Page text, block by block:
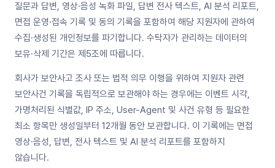
질문과 답변, 영상·음성 녹화 파일, 답변 전사 텍스트, AI 분석 리포트,
면접 운영·접속 기록 및 동의 기록을 포함하여 해당 지원자에 관하여
수집·생성된 개인정보를 파기합니다. 수탁자가 관리하는 데이터의
보유·삭제 기간은 제5조에 따릅니다.
회사가 보안사고 조사 또는 법적 의무 이행을 위하여 지원자 관련
보안사건 기록을 독립적으로 보관해야 하는 경우에는 이벤트 시각,
가명처리된 식별값, IP 주소, User-Agent 및 사건 유형 등 필요한
최소 항목만 생성일부터 12개월 동안 보관합니다. 이 기록에는 면접
영상·음성, 답변, 전사 텍스트 및 AI 분석 리포트를 포함하지
않습니다.